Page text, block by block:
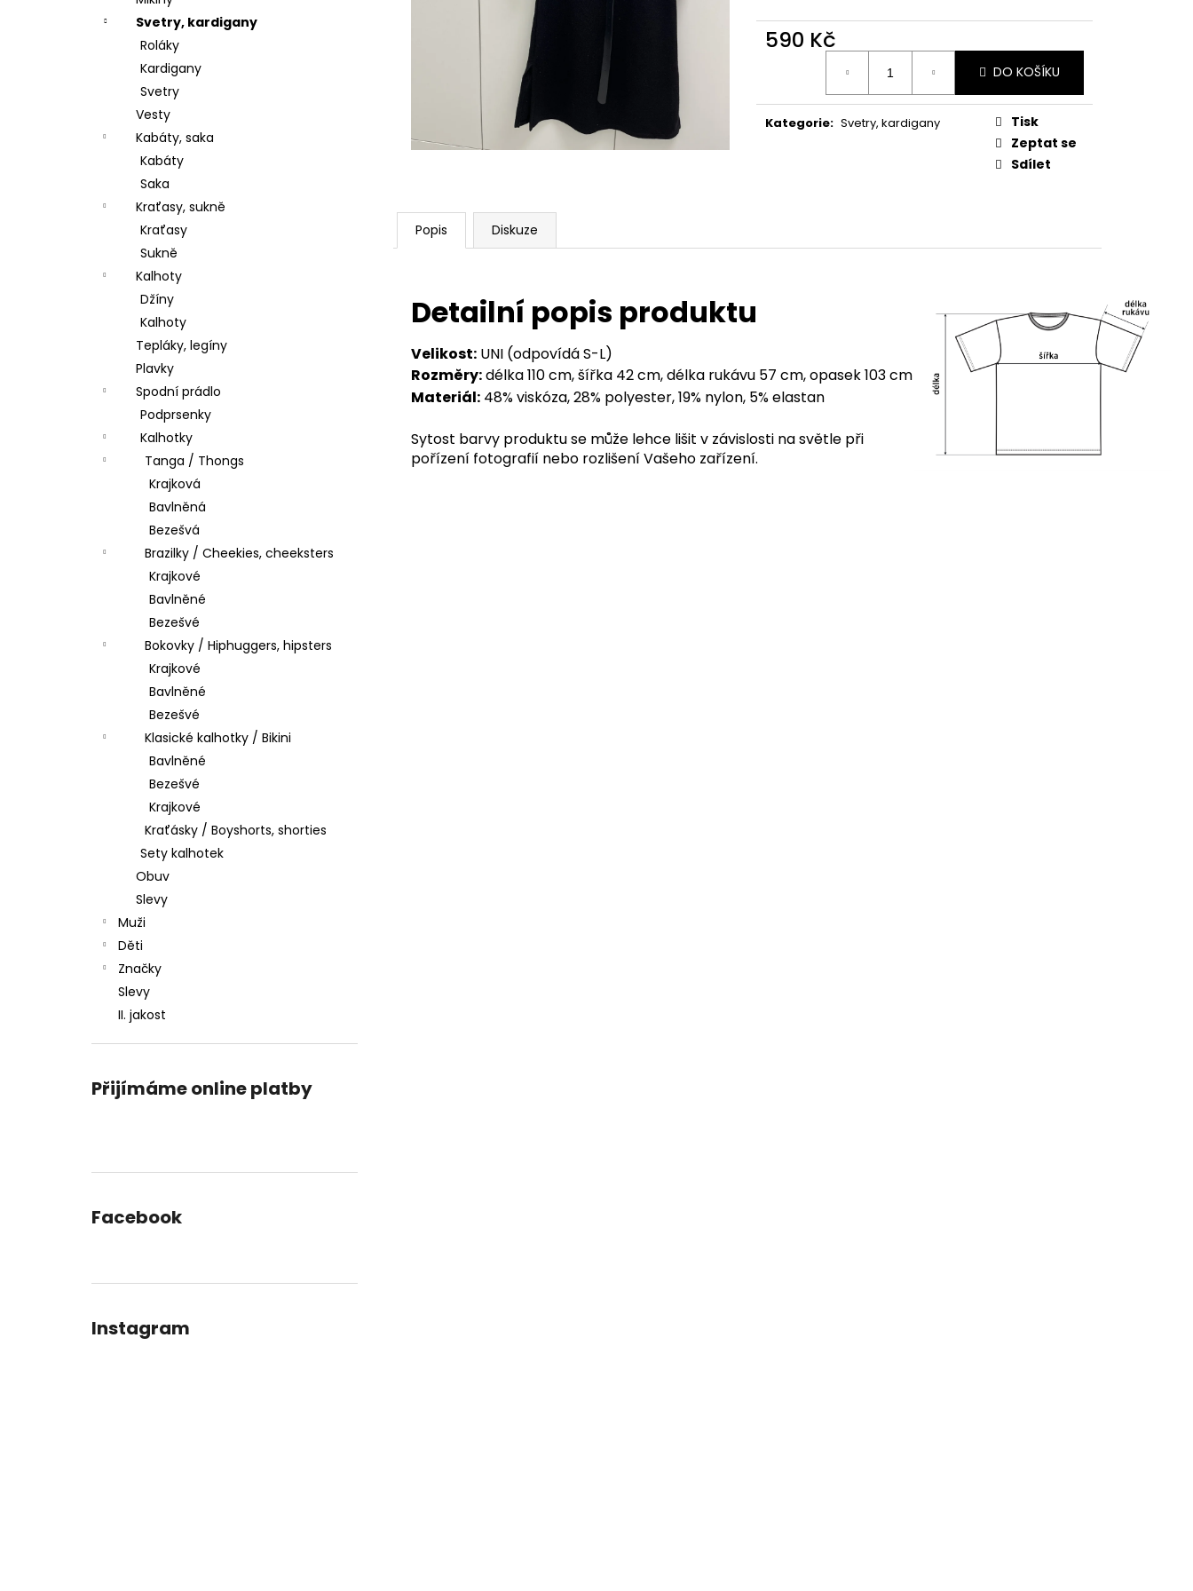
Svetry, kardigany
Roláky
Kardigany
Svetry
Vesty
Kabáty, saka
Kabáty
Saka
Kraťasy, sukně
Kraťasy
Sukně
Kalhoty
Džíny
Kalhoty
Tepláky, legíny
Plavky
Spodní prádlo
Podprsenky
Kalhotky
Tanga / Thongs
Krajková
Bavlněná
Bezešvá
Brazilky / Cheekies, cheeksters
Krajkové
Bavlněné
Bezešvé
Bokovky / Hiphuggers, hipsters
Krajkové
Bavlněné
Bezešvé
Klasické kalhotky / Bikini
Bavlněné
Bezešvé
Krajkové
Kraťásky / Boyshorts, shorties
Sety kalhotek
Obuv
Slevy
Muži
Děti
Značky
Slevy
II. jakost
Přijímáme online platby
Facebook
Instagram
590 Kč
DO KOŠÍKU
Kategorie: Svetry, kardigany
Tisk
Zeptat se
Sdílet
Popis Diskuze
Detailní popis produktu
Velikost: UNI (odpovídá S-L)
Rozměry:délka 110 cm, šířka 42 cm, délka rukávu 57 cm, opasek 103 cm
Materiál: 48% viskóza, 28% polyester, 19% nylon, 5% elastan
Sytost barvy produktu se může lehce lišit v závislosti na světle při
pořízení fotografií nebo rozlišení Vašeho zařízení.